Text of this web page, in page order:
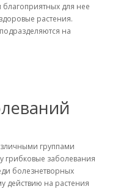
благоприятных для нее
растения.
на
группами
грибковые заболевания
болезнетворных
действию на растения